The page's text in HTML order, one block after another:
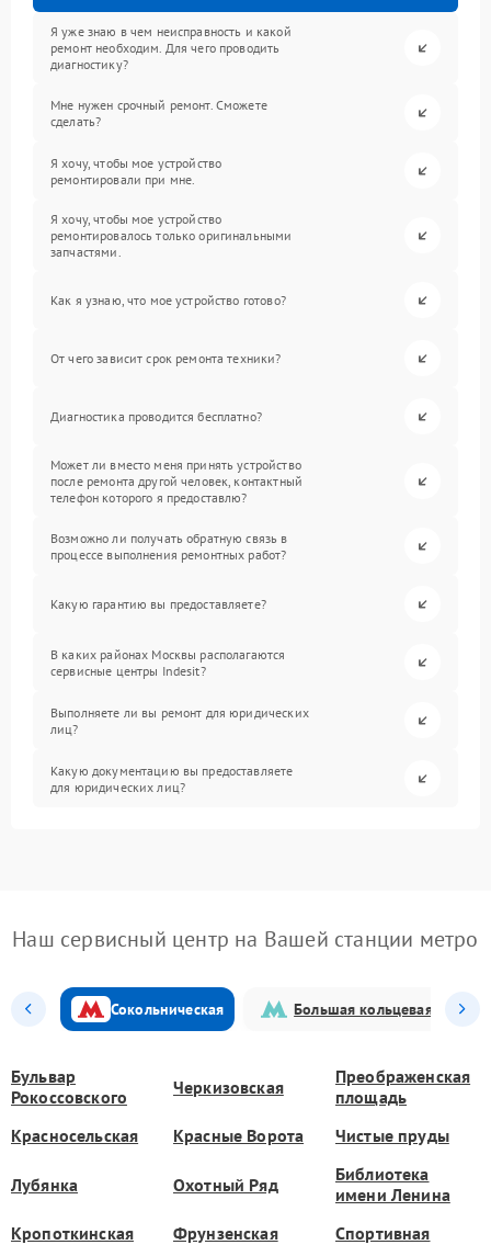
Я уже знаю в чем неисправность и какой
ремонт необходим. Для чего проводить
диагностику?
Мне нужен срочный ремонт. Сможете
сделать?
Я хочу, чтобы мое устройство
ремонтировали при мне.
Я хочу, чтобы мое устройство
ремонтировалось только оригинальными
запчастями.
Как я узнаю, что мое устройство готово?
От чего зависит срок ремонта техники?
Диагностика проводится бесплатно?
Может ли вместо меня принять устройство
после ремонта другой человек, контактный
телефон которого я предоставлю?
Возможно ли получать обратную связь в
процессе выполнения ремонтных работ?
Какую гарантию вы предоставляете?
В каких районах Москвы располагаются
сервисные центры Indesit?
Выполняете ли вы ремонт для юридических
лиц?
Какую документацию вы предоставляете
для юридических лиц?
Наш сервисный центр на Вашей станции метро
Сокольническая Большая кольцевая
Бульвар
Рокоссовского
Черкизовская
Преображенская
площадь
Красносельская
Красные Ворота Чистые пруды
Лубянка Охотный Ряд
Библиотека
имени Ленина
Кропоткинская
Фрунзенская Спортивная